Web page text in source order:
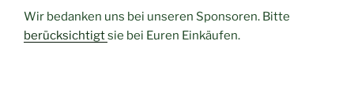
Wir bedanken uns bei unseren Sponsoren. Bitte
berücksichtigtsie bei Euren Einkäufen.